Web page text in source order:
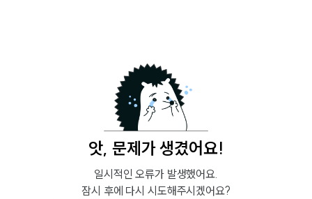
앗, 문제가 생겼어요!
일시적인 오류가 발생했어요.
잠시 후에 다시 시도해주시겠어요?